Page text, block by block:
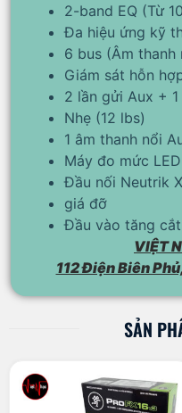
2-band EQ (Từ
Đa hiệu ứng kỹ
6 bus (Âm thanh
Giám sát hỗn
2 lần gửi Aux +
Nhẹ (12 lbs)
1 âm thanh nổi
Máy đo mức
Đầu nối Neutrik
giá đỡ
Đầu vào tăng cắt
VIỆT
112 Điện Biên
SẢN